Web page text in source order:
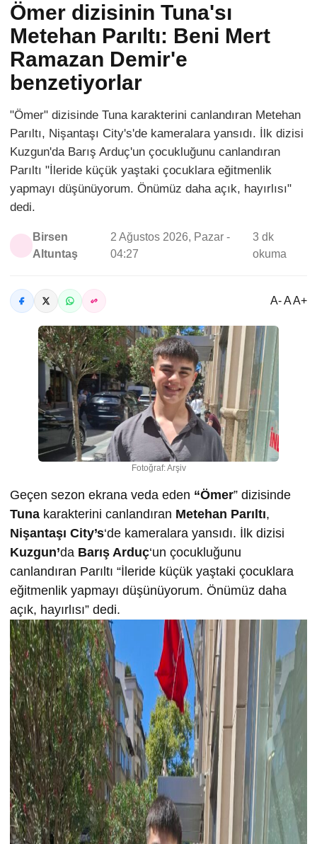
Ömer dizisinin Tuna'sı
Metehan Parıltı: Beni Mert
Ramazan Demir'e
benzetiyorlar
"Ömer" dizisinde Tuna karakterini canlandıran Metehan
Parıltı, Nişantaşı City's'de kameralara yansıdı. İlk dizisi
Kuzgun'da Barış Arduç'un çocukluğunu canlandıran
Parıltı "İleride küçük yaştaki çocuklara eğitmenlik
yapmayı düşünüyorum. Önümüz daha açık, hayırlısı"
dedi.
Birsen
Altuntaş
2 Ağustos 2026, Pazar -
04:27
3 dk
okuma
A- A A+
Fotoğraf: Arşiv
Geçen sezon ekrana veda eden “Ömer” dizisinde
Tuna karakterini canlandıran Metehan Parıltı,
Nişantaşı City’s‘de kameralara yansıdı. İlk dizisi
Kuzgun’da Barış Arduç‘un çocukluğunu
canlandıran Parıltı “İleride küçük yaştaki çocuklara
eğitmenlik yapmayı düşünüyorum. Önümüz daha
açık, hayırlısı” dedi.